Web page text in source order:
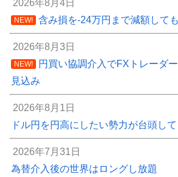
2026年8月4日
NEW! 含み損を-24万円まで減額して
2026年8月3日
NEW!
円買い協調介入でFXトレーダ
見込み
2026年8月1日
ドル円を円高にしたい勢力が台頭して
2026年7月31日
為替介入後の世界はロングし放題